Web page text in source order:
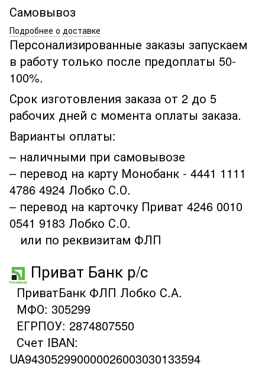
Самовывоз
Подробнее о доставке
Персонализированные заказы запускаем
в работу только после предоплаты 50-
100%.
Срок изготовления заказа от 2 до 5
рабочих дней с момента оплаты заказа.
Варианты оплаты:
– наличными при самовывозе
– перевод на карту Монобанк - 4441 1111
4786 4924 Лобко С.О.
– перевод на карточку Приват 4246 0010
0541 9183 Лобко С.О.
или по реквизитам ФЛП
Приват Банк р/с
ПриватБанк ФЛП Лобко С.А.
МФО: 305299
ЕГРПОУ: 2874807550
Счет IBAN:
UA943052990000026003030133594